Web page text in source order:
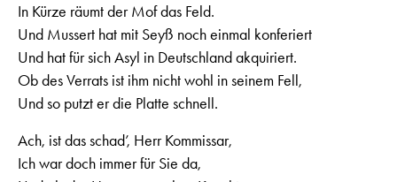
In Kürze räumt der Mof das Feld.
Und Mussert hat mit Seyß noch einmal konferiert
Und hat für sich Asyl in Deutschland akquiriert.
Ob des Verrats ist ihm nicht wohl in seinem Fell,
Und so putzt er die Platte schnell.
Ach, ist das schad’, Herr Kommissar,
Ich war doch immer für Sie da,